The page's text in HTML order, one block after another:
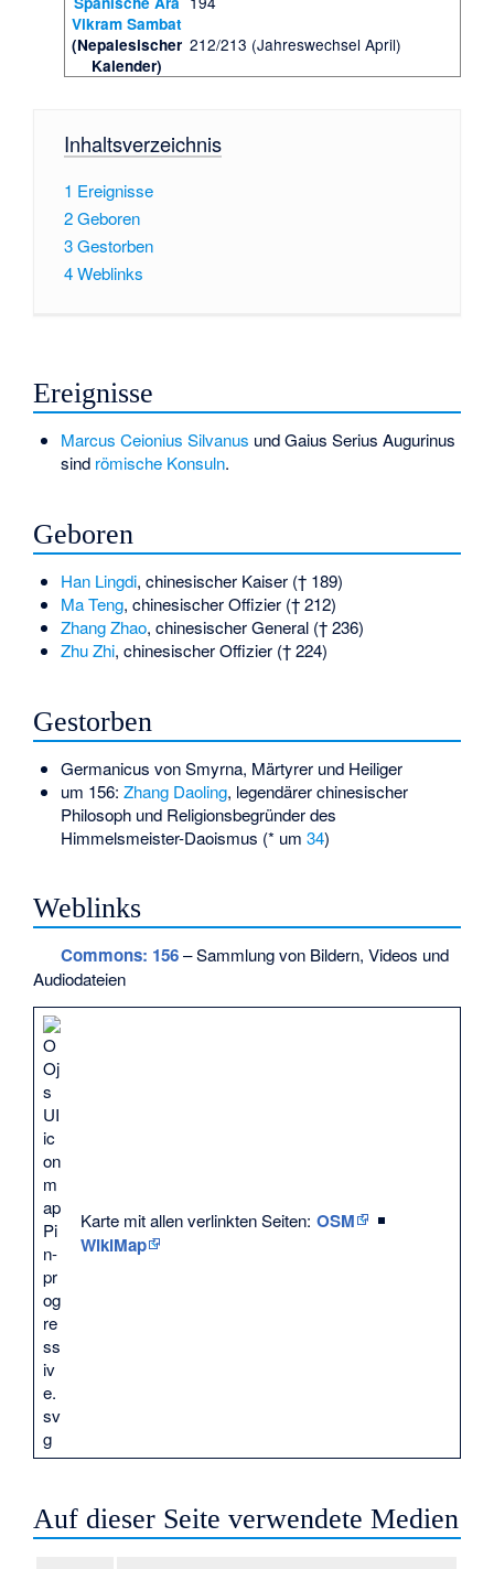
Vikram Sambat
(Nepalesischer
Kalender)
212/213 (Jahreswechsel April)
Inhaltsverzeichnis
1 Ereignisse
2Geboren
3Gestorben
4Weblinks
Ereignisse
Marcus Ceionius Silvanus undGaius Serius Augurinus
sind römische Konsuln.
Geboren
Han Lingdi, chinesischer Kaiser († 189)
Ma Teng, chinesischer Offizier († 212)
Zhang Zhao, chinesischer General († 236)
Zhu Zhi, chinesischer Offizier († 224)
Gestorben
Germanicus von Smyrna, Märtyrer und Heiliger
um 156: Zhang Daoling, legendärer chinesischer
Philosoph und Religionsbegründer des
Himmelsmeister-Daoismus (* um 34)
Weblinks
Commons: 156– Sammlung von Bildern, Videos und
Audiodateien
Karte mit allen verlinkten Seiten: OSM
WikiMap
Auf dieser Seite verwendete Medien